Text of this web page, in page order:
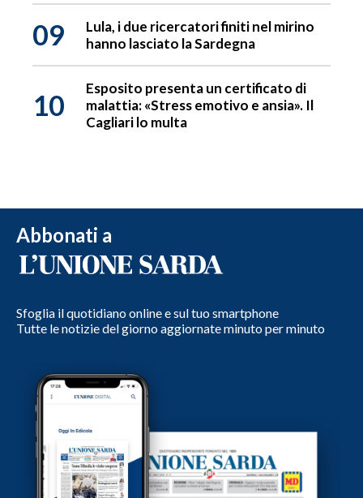
09
Lula, i due ricercatori finiti nel mirino
hanno lasciato la Sardegna
10
Esposito presenta un certificato di
malattia: «Stress emotivo e ansia». Il
Cagliari lo multa
Abbonati a
Sfoglia il quotidiano online e sul tuo smartphone
Tutte le notizie del giorno aggiornate minuto per minuto